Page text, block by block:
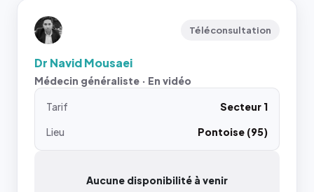
Téléconsultation
Dr Navid Mousaei
Médecin généraliste · En vidéo
Tarif
Secteur 1
Lieu
Pontoise (95)
Aucune disponibilité à venir